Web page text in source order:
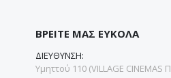
ΒΡΕΙΤΕ ΜΑΣ ΕΥΚΟΛΑ
ΔΙΕΥΘΥΝΣΗ:
Υμηττού 110 (VILLAGE CINEMAS